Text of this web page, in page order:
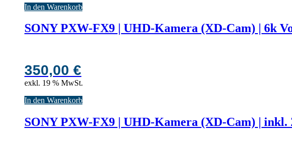
In den Warenkorb
SONY PXW-FX9 | UHD-Kamera (XD-Cam) | 6k
350,00 €
exkl. 19 % MwSt.
In den Warenkorb
SONY PXW-FX9 | UHD-Kamera (XD-Cam) | inkl.